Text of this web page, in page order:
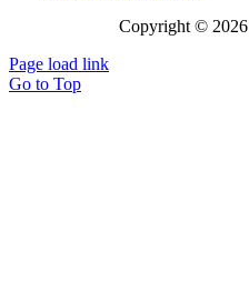
Copyright © 2026
Page load link
Go to Top